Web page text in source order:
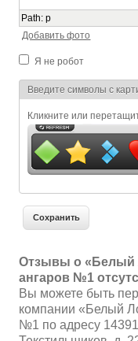
Path:p
Добавить фото
Я не робот
Я спамер
Введите символы с
Кликните или
Отзывы о «Белый
ангаров №1
Вы можете быть
компании «Белый
№1 по адресу